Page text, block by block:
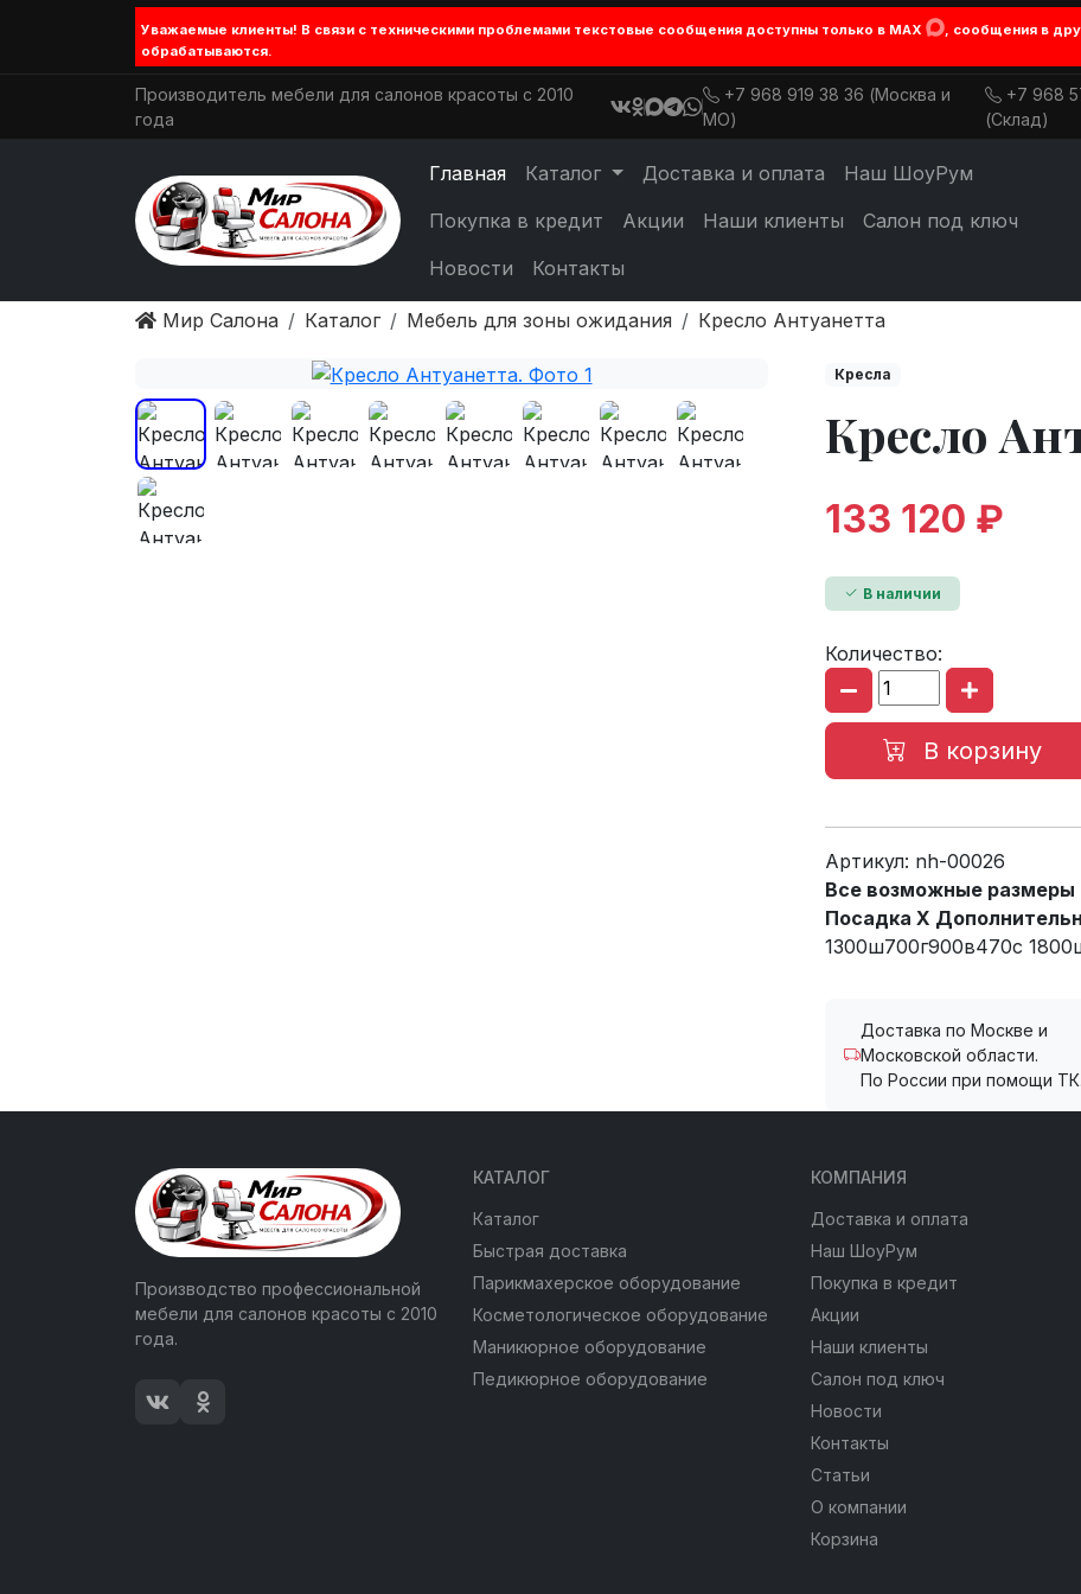
Уважаемые клиенты! В связи с техническими проблемами текстовые сообщения доступны только в MAX
, сообщения в
обрабатываются.
Производитель мебели для салонов красоты с 2010
года
+7 968 919 38 36 (Москва и
МО)
+7 968
(Склад)
Главная Каталог Доставка и оплата
Наш ШоуРум
Покупка в кредит
Акции Наши клиенты
Салон под ключ
Новости
Контакты
Мир Салона Каталог Мебель для зоны ожидания Кресло Антуанетта
Кресла
Кресло
133 120 ₽
В наличии
Количество:
В корзину
Артикул: nh-00026
Все возможные размеры
Посадка X
1300ш700г900в470с
Доставка по Москве и
Московской области.
По России при помощи ТК.
Производство профессиональной
мебели для салонов красоты с 2010
года.
КАТАЛОГ
Каталог
Быстрая доставка
Парикмахерское оборудование
Косметологическое оборудование
Маникюрное оборудование
Педикюрное оборудование
КОМПАНИЯ
Доставка и оплата
Наш ШоуРум
Покупка в кредит
Акции
Наши клиенты
Салон под ключ
Новости
Контакты
Статьи
О компании
Корзина